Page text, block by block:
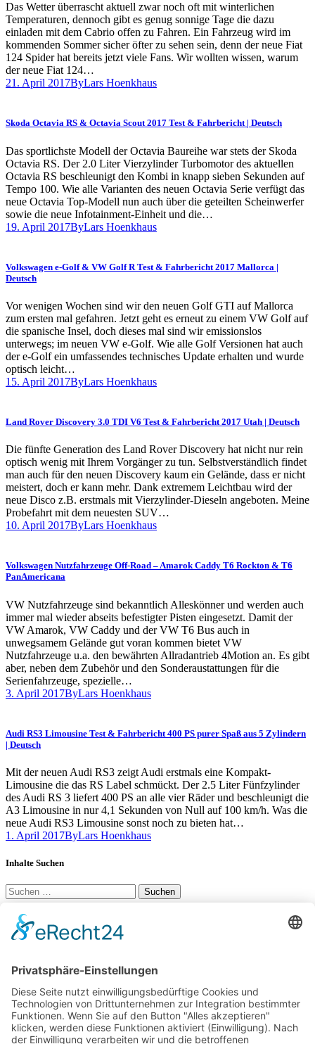
Das Wetter überrascht aktuell zwar noch oft mit winterlichen
Temperaturen, dennoch gibt es genug sonnige Tage die dazu
einladen mit dem Cabrio offen zu Fahren. Ein Fahrzeug wird im
kommenden Sommer sicher öfter zu sehen sein, denn der neue Fiat
124 Spider hat bereits jetzt viele Fans. Wir wollten wissen, warum
der neue Fiat 124…
21. April 2017ByLars Hoenkhaus
Skoda Octavia RS & Octavia Scout 2017 Test & Fahrbericht | Deutsch
Das sportlichste Modell der Octavia Baureihe war stets der Skoda
Octavia RS. Der 2.0 Liter Vierzylinder Turbomotor des aktuellen
Octavia RS beschleunigt den Kombi in knapp sieben Sekunden auf
Tempo 100. Wie alle Varianten des neuen Octavia Serie verfügt das
neue Octavia Top-Modell nun auch über die geteilten Scheinwerfer
sowie die neue Infotainment-Einheit und die…
19. April 2017ByLars Hoenkhaus
Volkswagen e-Golf & VW Golf R Test & Fahrbericht 2017 Mallorca |
Deutsch
Vor wenigen Wochen sind wir den neuen Golf GTI auf Mallorca
zum ersten mal gefahren. Jetzt geht es erneut zu einem VW Golf auf
die spanische Insel, doch dieses mal sind wir emissionslos
unterwegs; im neuen VW e-Golf. Wie alle Golf Versionen hat auch
der e-Golf ein umfassendes technisches Update erhalten und wurde
optisch leicht…
15. April 2017ByLars Hoenkhaus
Land Rover Discovery 3.0 TDI V6 Test & Fahrbericht 2017 Utah | Deutsch
Die fünfte Generation des Land Rover Discovery hat nicht nur rein
optisch wenig mit Ihrem Vorgänger zu tun. Selbstverständlich findet
man auch für den neuen Discovery kaum ein Gelände, dass er nicht
meistert, doch er kann mehr. Dank extremem Leichtbau wird der
neue Disco z.B. erstmals mit Vierzylinder-Dieseln angeboten. Meine
Probefahrt mit dem neuesten SUV…
10. April 2017ByLars Hoenkhaus
Volkswagen Nutzfahrzeuge Off-Road – Amarok Caddy T6 Rockton & T6
PanAmericana
VW Nutzfahrzeuge sind bekanntlich Alleskönner und werden auch
immer mal wieder abseits befestigter Pisten eingesetzt. Damit der
VW Amarok, VW Caddy und der VW T6 Bus auch in
unwegsamem Gelände gut voran kommen bietet VW
Nutzfahrzeuge u.a. den bewährten Allradantrieb 4Motion an. Es gibt
aber, neben dem Zubehör und den Sonderaustattungen für die
Serienfahrzeuge, spezielle…
3. April 2017ByLars Hoenkhaus
Audi RS3 Limousine Test & Fahrbericht 400 PS purer Spaß aus 5 Zylindern
| Deutsch
Mit der neuen Audi RS3 zeigt Audi erstmals eine Kompakt-
Limousine die das RS Label schmückt. Der 2.5 Liter Fünfzylinder
des Audi RS 3 liefert 400 PS an alle vier Räder und beschleunigt die
A3 Limousine in nur 4,1 Sekunden von Null auf 100 km/h. Was die
neue Audi RS3 Limousine sonst noch zu bieten hat…
1. April 2017ByLars Hoenkhaus
Inhalte Suchen
Suchen
nach:
Social Links
100 km Verbrauch Test
Mercedes-Benz V-Klasse V 300 d Langstreckentest